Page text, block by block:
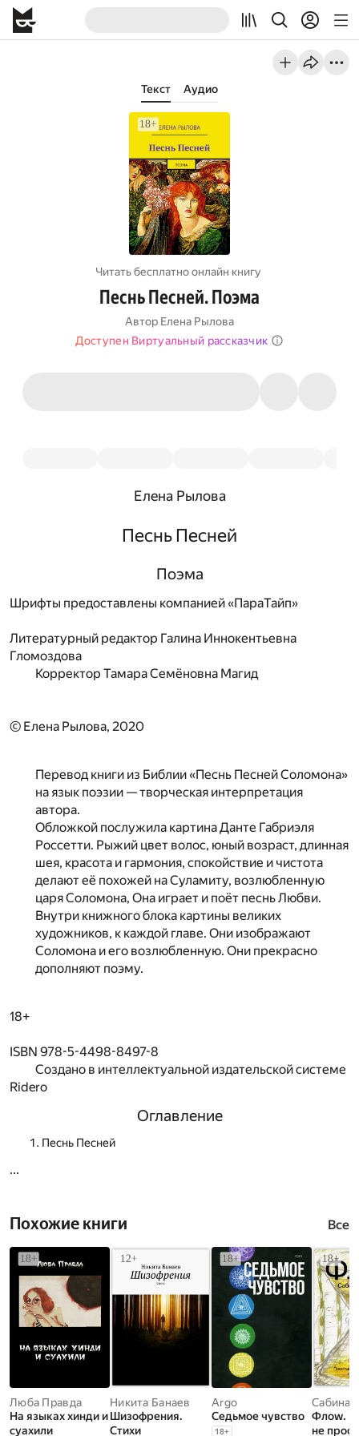
Текст Аудио
Читать бесплатно онлайн книгу
Песнь Песней. Поэма
Автор Елена Рылова
Доступен Виртуальный рассказчик
Елена Рылова
Песнь Песней
Поэма
Шрифты предоставлены компанией «ПараТайп»
Литературный редактор Галина Иннокентьевна
Гломоздова
Корректор Тамара Семёновна Магид
© Елена Рылова, 2020
Перевод книги из Библии «Песнь Песней Соломона»
на язык поэзии — творческая интерпретация
автора.
Обложкой послужила картина Данте Габриэля
Россетти. Рыжий цвет волос, юный возраст, длинная
шея, красота и гармония, спокойствие и чистота
делают её похожей на Суламиту, возлюбленную
царя Соломона, Она играет и поёт песнь Любви.
Внутри книжного блока картины великих
художников, к каждой главе. Они изображают
Соломона и его возлюбленную. Они прекрасно
дополняют поэму.
18+
ISBN 978-5-4498-8497-8
Создано в интеллектуальной издательской системе
Ridero
Оглавление
Песнь Песней
...
Похожие книги Все
Люба Правда
На языках хинди и
суахили
Никита Банаев
Шизофрения.
Стихи
Argo
Седьмое чувство
18+
Сабина
Флоw.
не